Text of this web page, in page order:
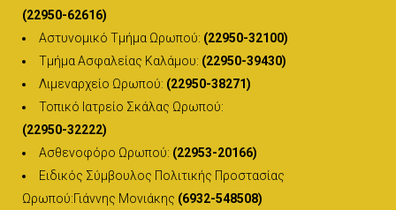
(22950-62616)
Αστυνομικό Τμήμα Ωρωπού: (22950-32100)
Τμήμα Ασφαλείας Καλάμου: (22950-39430)
Λιμεναρχείο Ωρωπού: (22950-38271)
Τοπικό Ιατρείο Σκάλας Ωρωπού:
(22950-32222)
Ασθενοφόρο Ωρωπού: (22953-20166)
Ειδικός Σύμβουλος Πολιτικής Προστασίας
Ωρωπού:Γιάννης Μονιάκης (6932-548508)